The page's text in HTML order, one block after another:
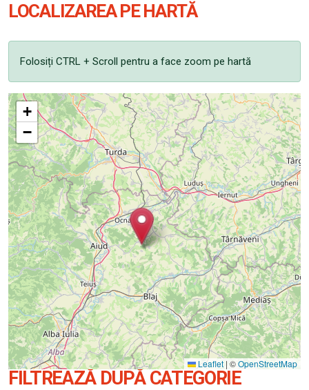
LOCALIZAREA PE HARTĂ
Folosiți CTRL + Scroll pentru a face zoom pe hartă
+
−
Leaflet | ©OpenStreetMap
FILTREAZĂ DUPĂ CATEGORIE